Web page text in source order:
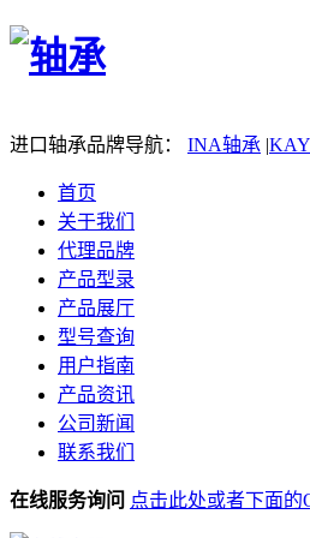
进口轴承品牌导航： INA轴承 |
首页
关于我们
代理品牌
产品型录
产品展厅
型号查询
用户指南
产品资讯
公司新闻
联系我们
在线服务询问 点击此处或者下面